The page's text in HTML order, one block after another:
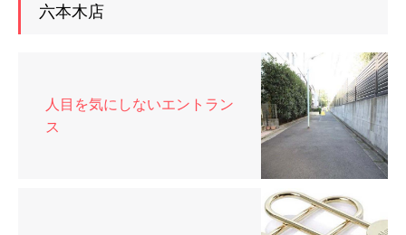
六本木店
人目を気にしないエントラン
ス